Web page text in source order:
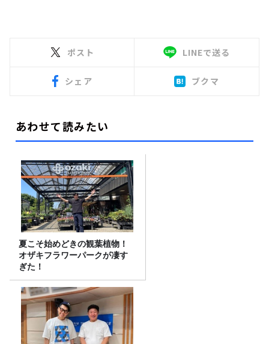
ポスト LINEで送る
シェア ブクマ
あわせて読みたい
夏こそ始めどきの観葉植物！
オザキフラワーパークが凄す
ぎた！